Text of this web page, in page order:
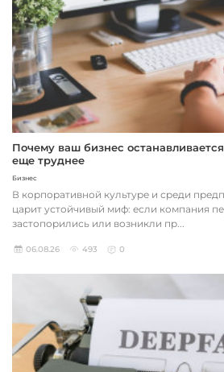
Почему ваш бизнес
еще труднее
Бизнес
В корпоративной культуре и среди
царит устойчивый миф: если компания
застопорились или возникли пр...
06.08.26 493 0